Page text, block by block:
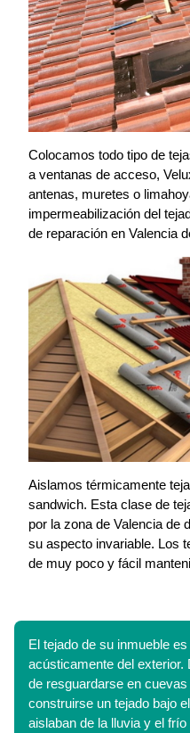
Colocamos todo tipo de
a ventanas de acceso,
antenas, muretes o
impermeabilización del
de reparación en Valencia
Aislamos térmicamente
sandwich. Esta clase de
por la zona de Valencia de
su aspecto invariable. Los
de muy poco y fácil
El tejado de su inmueble
acústicamente del exterior.
de resguardarse en
construirse un tejado bajo
aislaban de la lluvia y el